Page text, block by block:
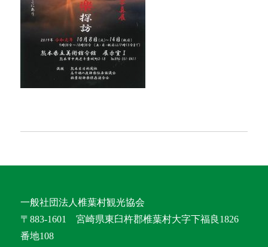
一般社団法人椎葉村観光協会
〒883-1601 宮崎県東臼杵郡椎葉村大字下福良1826
番地108